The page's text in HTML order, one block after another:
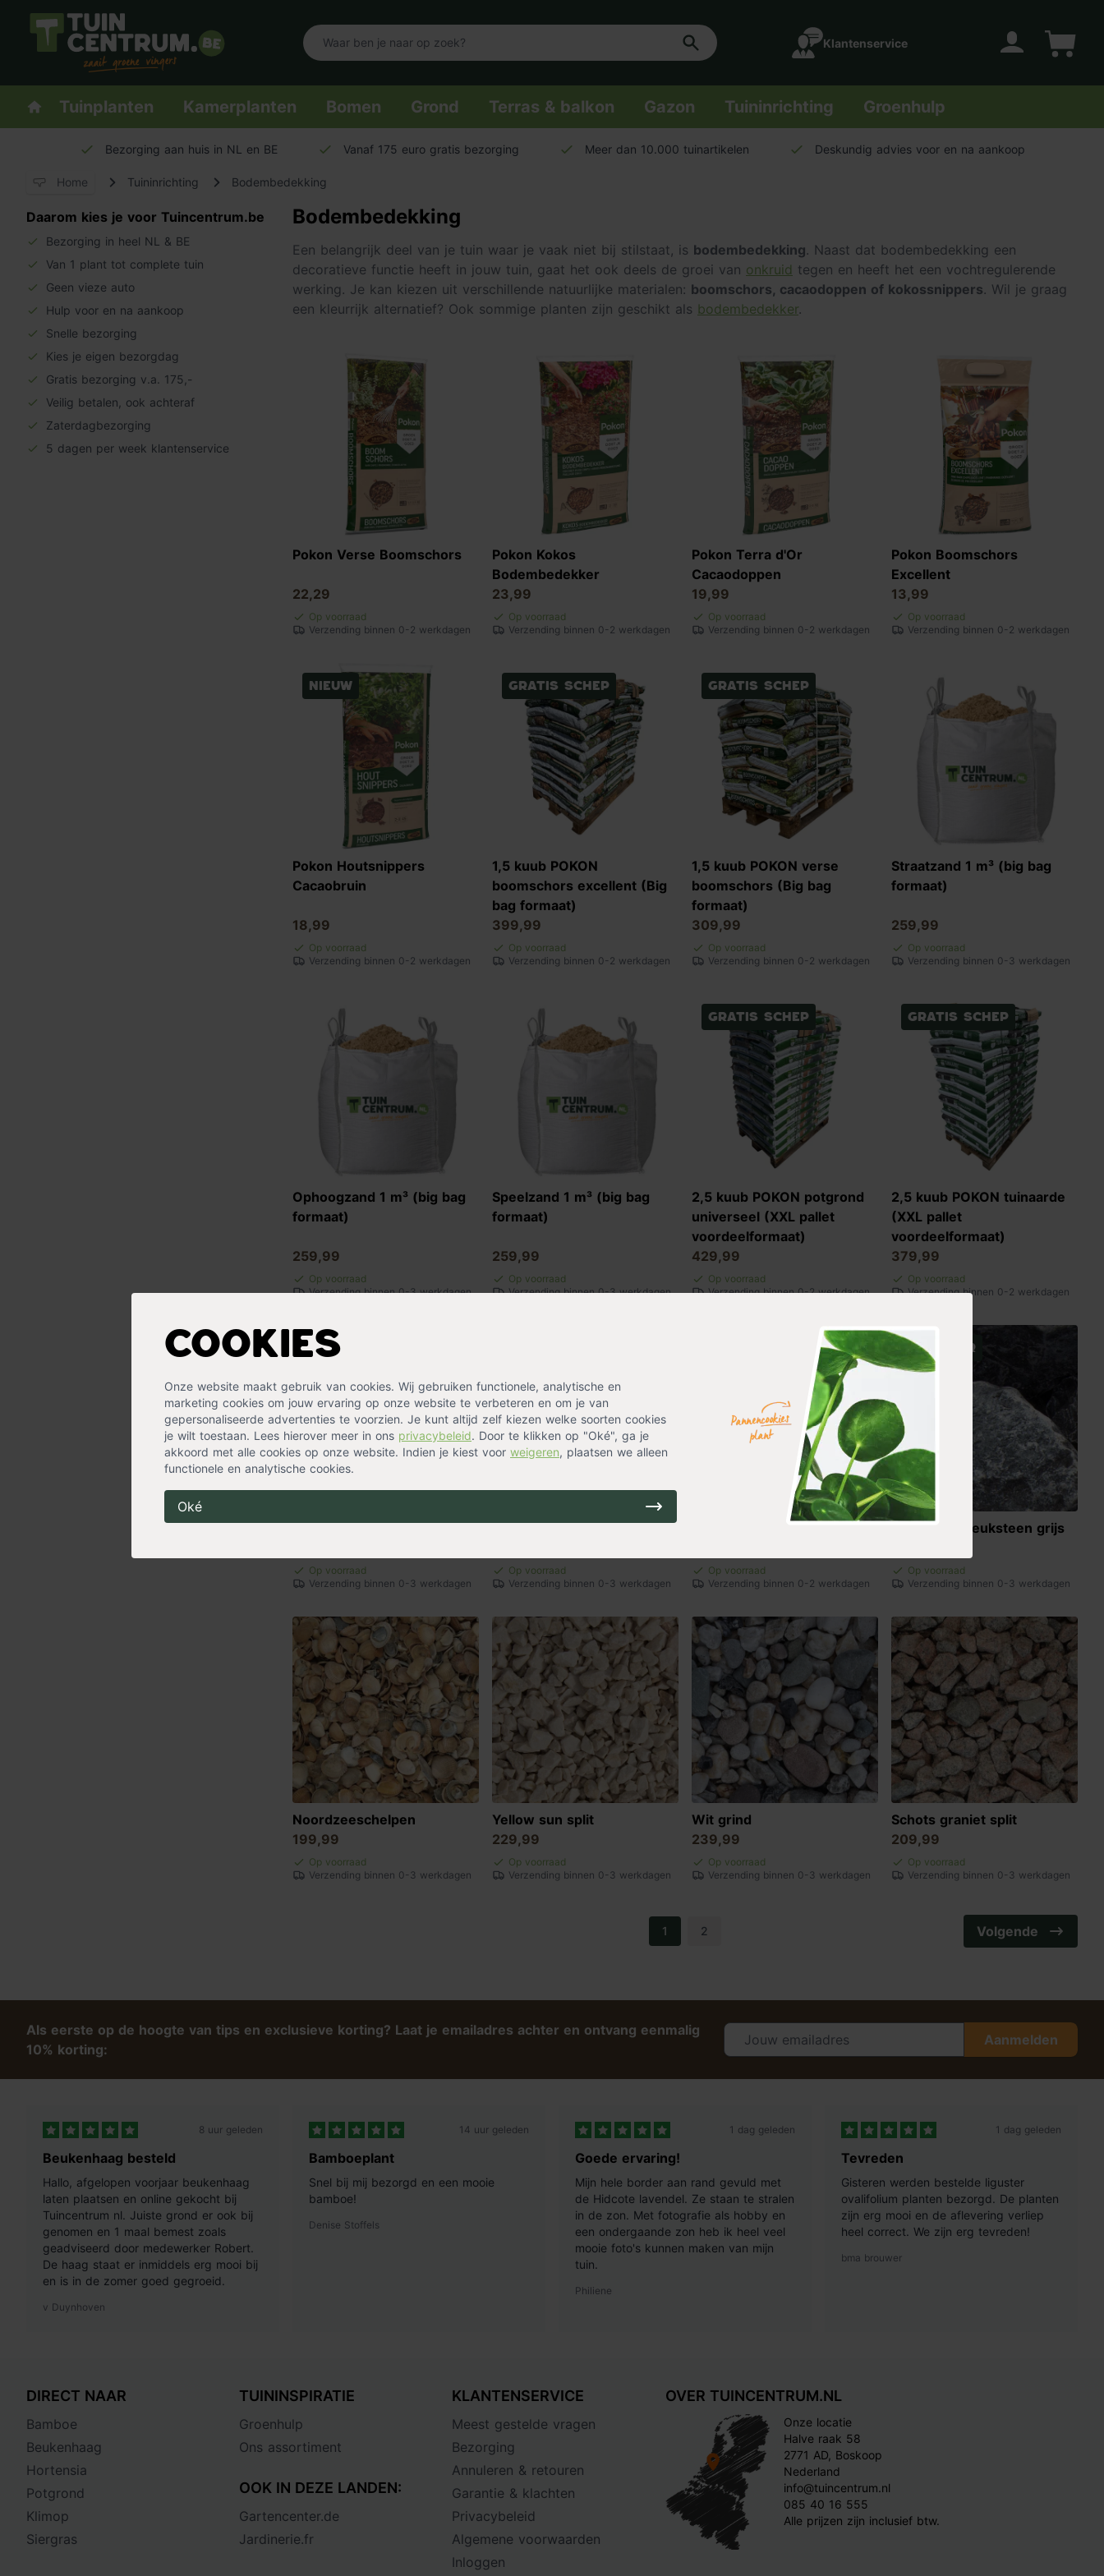
Logo Tuincentrum.be
Klantenservice
Homepage
Tuinplanten Kamerplanten Bomen Grond Terras & balkon Gazon Tuininrichting Groenhulp
Cookies
Onze website maakt gebruik van cookies. Wij gebruiken functionele, analytische en
marketing cookies om jouw ervaring op onze website te verbeteren en om je van
gepersonaliseerde advertenties te voorzien. Je kunt altijd zelf kiezen welke soorten cookies
je wilt toestaan. Lees hierover meer in ons privacybeleid. Door te klikken op "Oké", ga je
akkoord met alle cookies op onze website. Indien je kiest voor weigeren, plaatsen we alleen
functionele en analytische cookies.
Oké
Bezorging aan huis in NL en BE Vanaf 175 euro gratis bezorging Meer dan 10.000 tuinartikelen Deskundig advies voor en na aankoop
Home Tuininrichting Bodembedekking
Daarom kies je voor Tuincentrum.be
Bezorging in heel NL & BE
Van 1 plant tot complete tuin
Geen vieze auto
Hulp voor en na aankoop
Snelle bezorging
Kies je eigen bezorgdag
Gratis bezorging v.a. 175,-
Veilig betalen, ook achteraf
Zaterdagbezorging
5 dagen per week klantenservice
Bodembedekking
Een belangrijk deel van je tuin waar je vaak niet bij stilstaat, is bodembedekking. Naast dat bodembedekking een
decoratieve functie heeft in jouw tuin, gaat het ook deels de groei van onkruid tegen en heeft het een vochtregulerende
werking. Je kan kiezen uit verschillende natuurlijke materialen: boomschors, cacaodoppen of kokossnippers. Wil je graag
een kleurrijk alternatief? Ook sommige planten zijn geschikt als bodembedekker.
Pokon Verse Boomschors
22,29
Op voorraad
Verzending binnen 0-2 werkdagen
Pokon Kokos
Bodembedekker
23,99
Op voorraad
Verzending binnen 0-2 werkdagen
Pokon Terra d'Or
Cacaodoppen
19,99
Op voorraad
Verzending binnen 0-2 werkdagen
Pokon Boomschors
Excellent
13,99
Op voorraad
Verzending binnen 0-2 werkdagen
Nieuw
Pokon Houtsnippers
Cacaobruin
18,99
Op voorraad
Verzending binnen 0-2 werkdagen
Gratis schep
1,5 kuub POKON
boomschors excellent (Big
bag formaat)
399,99
Op voorraad
Verzending binnen 0-2 werkdagen
Gratis schep
1,5 kuub POKON verse
boomschors (Big bag
formaat)
309,99
Op voorraad
Verzending binnen 0-2 werkdagen
Straatzand 1 m³ (big bag
formaat)
259,99
Op voorraad
Verzending binnen 0-3 werkdagen
Ophoogzand 1 m³ (big bag
formaat)
259,99
Op voorraad
Verzending binnen 0-3 werkdagen
Speelzand 1 m³ (big bag
formaat)
259,99
Op voorraad
Verzending binnen 0-3 werkdagen
Gratis schep
2,5 kuub POKON potgrond
universeel (XXL pallet
voordeelformaat)
429,99
Op voorraad
Verzending binnen 0-2 werkdagen
Gratis schep
2,5 kuub POKON tuinaarde
(XXL pallet
voordeelformaat)
379,99
Op voorraad
Verzending binnen 0-2 werkdagen
Yellow sun breuksteen
Op voorraad
Verzending binnen 0-3 werkdagen
Baskisch rode breuksteen
Op voorraad
Verzending binnen 0-3 werkdagen
Op voorraad
Verzending binnen 0-2 werkdagen
Populair
Ardenner breuksteen grijs
Op voorraad
Verzending binnen 0-3 werkdagen
Noordzeeschelpen
199,99
Op voorraad
Verzending binnen 0-3 werkdagen
Yellow sun split
229,99
Op voorraad
Verzending binnen 0-3 werkdagen
Wit grind
239,99
Op voorraad
Verzending binnen 0-3 werkdagen
Schots graniet split
209,99
Op voorraad
Verzending binnen 0-3 werkdagen
1 2 Volgende
Als eerste op de hoogte van tips en exclusieve korting? Laat je emailadres achter en ontvang eenmalig
10% korting:
Aanmelden
8 uur geleden
Beukenhaag besteld
Hallo, afgelopen voorjaar beukenhaag
laten plaatsen en online gekocht bij
Tuincentrum nl. Juiste grond er ook bij
genomen en 1 maal bemest zoals
geadviseerd door medewerker Robert.
De haag staat er inmiddels erg mooi bij
en is in de zomer goed gegroeid.
v Duynhoven
14 uur geleden
Bamboeplant
Snel bij mij bezorgd en een mooie
bamboe!
Denise Stoffels
1 dag geleden
Goede ervaring!
Mijn hele border aan rand gevuld met
de Hidcote lavendel. Ze staan te stralen
in de zon. Met fotografie als hobby en
een ondergaande zon heb ik heel veel
mooie foto's kunnen maken van mijn
tuin.
Philiene
1 dag geleden
Tevreden
Gisteren werden bestelde liguster
ovalifolium planten bezorgd. De planten
zijn erg mooi en de aflevering verliep
heel correct. We zijn erg tevreden!
bma brouwer
DIRECT NAAR
Bamboe
Beukenhaag
Hortensia
Potgrond
Klimop
Siergras
TUININSPIRATIE
Groenhulp
Ons assortiment
OOK IN DEZE LANDEN:
Gartencenter.de
Jardinerie.fr
KLANTENSERVICE
Meest gestelde vragen
Bezorging
Annuleren & retouren
Garantie & klachten
Privacybeleid
Algemene voorwaarden
Inloggen
OVER TUINCENTRUM.NL
Onze locatie
Halve raak 58
2771 AD, Boskoop
Nederland
info@tuincentrum.nl
085 40 16 555
Alle prijzen zijn inclusief btw.